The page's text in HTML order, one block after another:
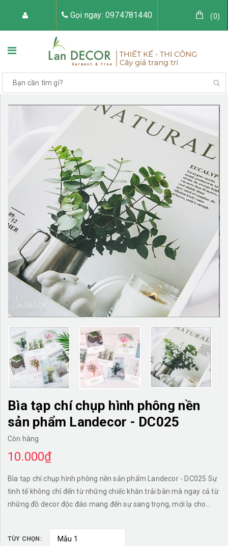
Gọi ngay: 0974781440 (0)
TRANG CHỦ VỀ LAN DECOR
CÂY GIẢ TRANG TRÍ TIỂU CẢNH CÂY GIẢ
TƯỜNG CÂY GIẢ KHĂN TRẢI BÀN
TƯ VẤN LIÊN HỆ
Bìa tạp chí chụp hình phông nền
sản phẩm Landecor - DC025
Còn hàng
10.000₫
Bìa tạp chí chụp hình phông nền sản phẩm Landecor - DC025 Sự
tinh tế không chỉ đến từ những chiếc khăn trải bàn mà ngay cả từ
những đồ decor độc đáo mang đến sự sang trọng, mới lạ cho
KẾ] ➡️ Inbox Shop khi bạn cần hỗ trợ tư vấn sản phẩm nhé
TÙY CHỌN: